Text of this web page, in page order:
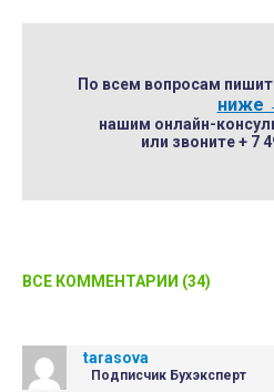
По всем вопросам
ниже
нашим онлайн-
или звоните + 7
ВСЕ КОММЕНТАРИИ (34)
tarasova
Подписчик Бухэксперт